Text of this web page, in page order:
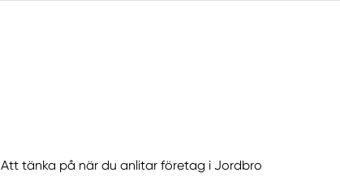
Att tänka på när du anlitar företag i Jordbro